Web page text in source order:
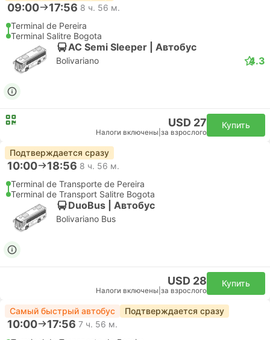
09:00 17:56 8 ч. 56 м.
Terminal de Pereira
Terminal Salitre Bogota
AC Semi Sleeper | Автобус
Bolivariano 4.3
USD 27
Налоги включены за взрослого
Купить
Подтверждается сразу
10:00 18:56 8 ч. 56 м.
Terminal de Transporte de Pereira
Terminal de Transport Salitre Bogota
DuoBus | Автобус
Bolivariano Bus
USD 28
Налоги включены за взрослого
Купить
Самый быстрый автобус Подтверждается сразу
10:00 17:56 7 ч. 56 м.